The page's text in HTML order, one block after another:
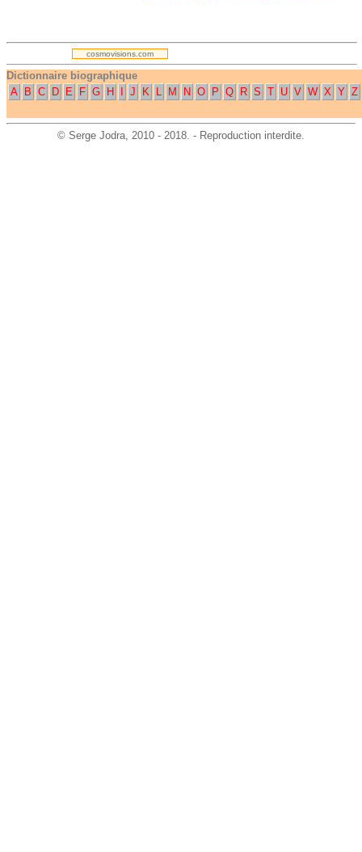
.
cosmovisions.com
Dictionnaire biographique
A
B C D E F G H J K L M N O P Q R S T U V W X Y Z
© Serge Jodra, 2010 - 2018. - Reproduction interdite.